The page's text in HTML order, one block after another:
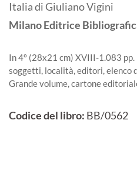
Italia di Giuliano Vigini
MilanoEditrice
In 4º (28x21 cm) XVIII-1.083
soggetti, località, editori, elenco
Grande volume, cartone
Codice del libro: BB/0562